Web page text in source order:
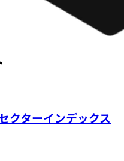
クターインデックス